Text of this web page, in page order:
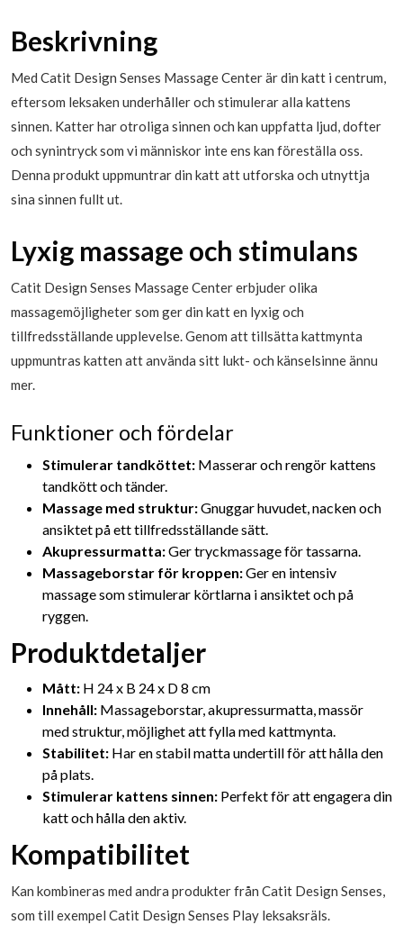
Beskrivning
Med Catit Design Senses Massage Center är din katt i centrum,
eftersom leksaken underhåller och stimulerar alla kattens
sinnen. Katter har otroliga sinnen och kan uppfatta ljud, dofter
och synintryck som vi människor inte ens kan föreställa oss.
Denna produkt uppmuntrar din katt att utforska och utnyttja
sina sinnen fullt ut.
Lyxig massage och stimulans
Catit Design Senses Massage Center erbjuder olika
massagemöjligheter som ger din katt en lyxig och
tillfredsställande upplevelse. Genom att tillsätta kattmynta
uppmuntras katten att använda sitt lukt- och känselsinne ännu
mer.
Funktioner och fördelar
Stimulerar tandköttet: Masserar och rengör kattens
tandkött och tänder.
Massage med struktur:Gnuggar huvudet, nacken och
ansiktet på ett tillfredsställande sätt.
Akupressurmatta:Ger tryckmassage för tassarna.
Massageborstar för kroppen:Ger en intensiv
massage som stimulerar körtlarna i ansiktet och på
ryggen.
Produktdetaljer
Mått: H 24 x B 24 x D 8 cm
Innehåll: Massageborstar, akupressurmatta, massör
med struktur, möjlighet att fylla med kattmynta.
Stabilitet: Har en stabil matta undertill för att hålla den
på plats.
Stimulerar kattens sinnen: Perfekt för att engagera din
katt och hålla den aktiv.
Kompatibilitet
Kan kombineras med andra produkter från Catit Design Senses,
som till exempel Catit Design Senses Play leksaksräls.